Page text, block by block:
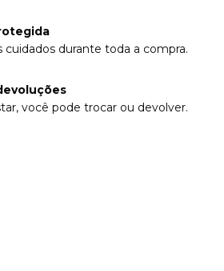
cuidados durante toda a compra.
você pode trocar ou devolver.